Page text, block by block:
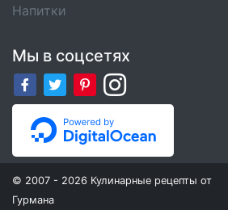
Напитки
Мы в соцсетях
© 2007 - 2026 Кулинарные рецепты от
Гурмана